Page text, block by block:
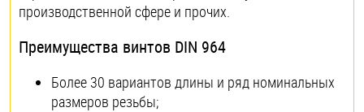
производственной сфере и прочих.
Преимущества винтов DIN 964
Более 30 вариантов длины и ряд номинальных
размеров резьбы;